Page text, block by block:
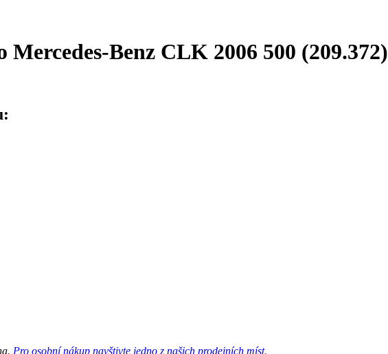
Benz CLK 2006 500 (209.372)
Pro osobní nákup navštivte jedno z našich prodejních míst.